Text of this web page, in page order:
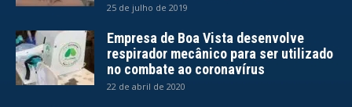
25 de julho de 2019
Empresa de Boa Vista desenvolve
respirador mecânico para ser utilizado
no combate ao coronavírus
22 de abril de 2020